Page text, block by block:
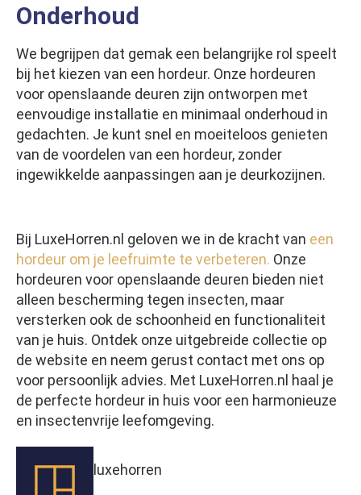
Onderhoud
We begrijpen dat gemak een belangrijke rol speelt
bij het kiezen van een hordeur. Onze hordeuren
voor openslaande deuren zijn ontworpen met
eenvoudige installatie en minimaal onderhoud in
gedachten. Je kunt snel en moeiteloos genieten
van de voordelen van een hordeur, zonder
ingewikkelde aanpassingen aan je deurkozijnen.
Bij LuxeHorren.nl geloven we in de kracht van een
hordeur om je leefruimte te verbeteren. Onze
hordeuren voor openslaande deuren bieden niet
alleen bescherming tegen insecten, maar
versterken ook de schoonheid en functionaliteit
van je huis. Ontdek onze uitgebreide collectie op
de website en neem gerust contact met ons op
voor persoonlijk advies. Met LuxeHorren.nl haal je
de perfecte hordeur in huis voor een harmonieuze
en insectenvrije leefomgeving.
luxehorren